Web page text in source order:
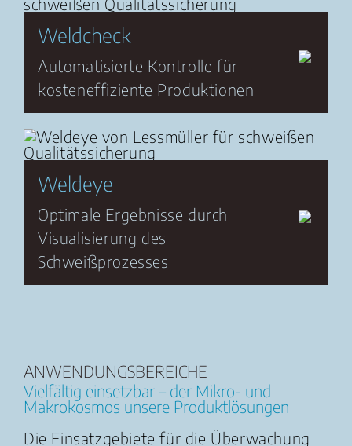
Weldcheck
Automatisierte Kontrolle für
kosteneffiziente Produktionen
Weldeye
Optimale Ergebnisse durch
Visualisierung des
Schweißprozesses
ANWENDUNGSBEREICHE
Vielfältig einsetzbar – der Mikro- und
Makrokosmos unsere Produktlösungen
Die Einsatzgebiete für die Überwachung